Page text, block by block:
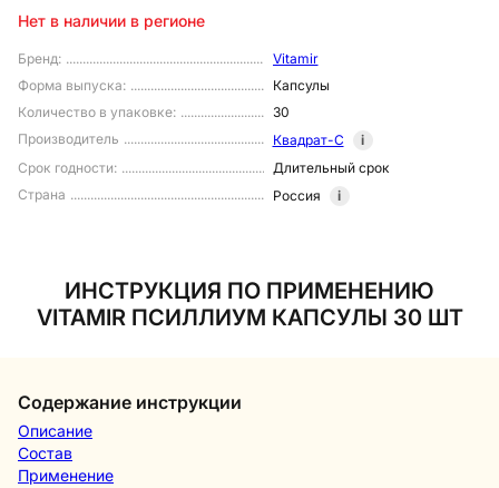
Бренд:
Vitamir
Форма выпуска:
Капсулы
Количество в упаковке:
30
Производитель
Квадрат-С
i
Срок годности:
Длительный срок
Страна
Россия i
Нет в наличии в регионе
ИНСТРУКЦИЯ ПО ПРИМЕНЕНИЮ
VITAMIR ПСИЛЛИУМ КАПСУЛЫ 30 ШТ
Содержание инструкции
Описание
Состав
Применение